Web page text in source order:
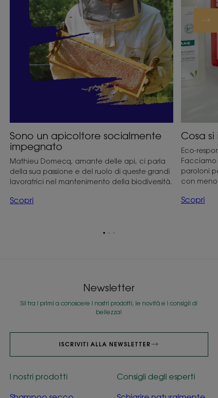
Sono un apicoltore socialmente
impegnato
Mathieu Domecq, amante delle api, ci parla
della sua passione e del ruolo di queste grandi
lavoratrici nel mantenimento della biodiversità.
Scopri
Cosa
Eco-
Facciamo
paroloni
con
Scopri
Vai
Newsletter
Sii tra i primi a conoscere i nostri prodotti, le novità e i consigli di
bellezza!
ISCRIVITI ALLA NEWSLETTER
I nostri prodotti Consigli degli esperti